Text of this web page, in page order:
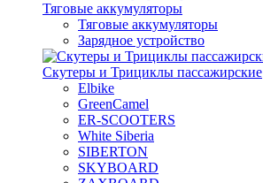
Тяговые аккумуляторы
Тяговые аккумуляторы
Зарядное устройство
Скутеры и Трициклы пассажирские
Elbike
GreenCamel
ER-SCOOTERS
White Siberia
SIBERTON
SKYBOARD